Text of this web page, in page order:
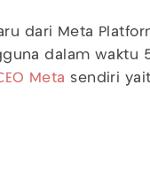
dari Meta
dalam waktu
Meta sendiri